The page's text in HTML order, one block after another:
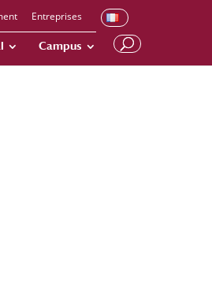
Entreprises
Campus